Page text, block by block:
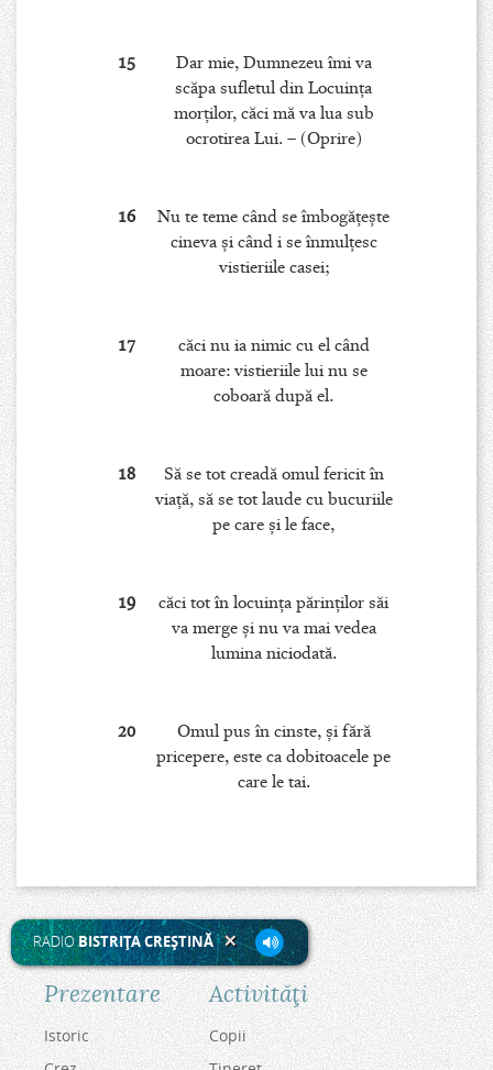
15
Dar mie, Dumnezeu îmi va
scăpa sufletul din Locuinţa
morţilor, căci mă va lua sub
ocrotirea Lui. – (Oprire)
16
Nu te teme când se îmbogăţeşte
cineva şi când i se înmulţesc
vistieriile casei;
17
căci nu ia nimic cu el când
moare: vistieriile lui nu se
coboară după el.
18
Să se tot creadă omul fericit în
viaţă, să se tot laude cu bucuriile
pe care şi le face,
19
căci tot în locuinţa părinţilor săi
va merge şi nu va mai vedea
lumina niciodată.
20
Omul pus în cinste, şi fără
pricepere, este ca dobitoacele pe
care le tai.
RADIOBISTRIŢA CREŞTINĂ
Prezentare
Istoric
Activităţi
Copii